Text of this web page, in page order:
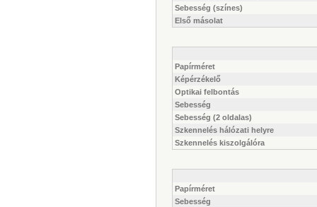
Sebesség (színes)
Első másolat
Papírméret
Képérzékelő
Optikai felbontás
Sebesség
Sebesség (2 oldalas)
Szkennelés hálózati helyre
Szkennelés kiszolgálóra
Papírméret
Sebesség